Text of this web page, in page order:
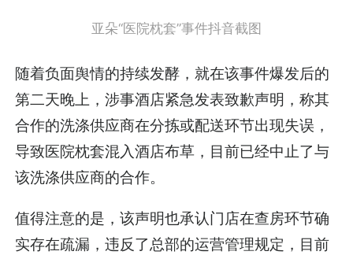
亚朵“医院枕套”事件抖音截图
随着负面舆情的持续发酵，就在该事件爆发后的
第二天晚上，涉事酒店紧急发表致歉声明，称其
合作的洗涤供应商在分拣或配送环节出现失误，
导致医院枕套混入酒店布草，目前已经中止了与
该洗涤供应商的合作。
值得注意的是，该声明也承认门店在查房环节确
实存在疏漏，违反了总部的运营管理规定，目前